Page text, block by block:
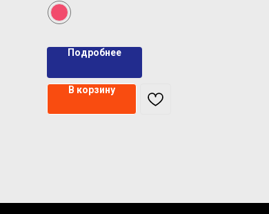
Подробнее
В корзину